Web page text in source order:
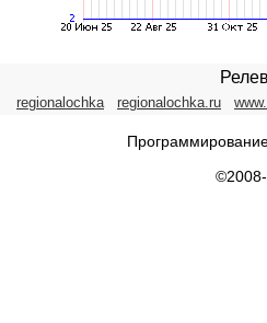
regionalochka regionalochka.ru